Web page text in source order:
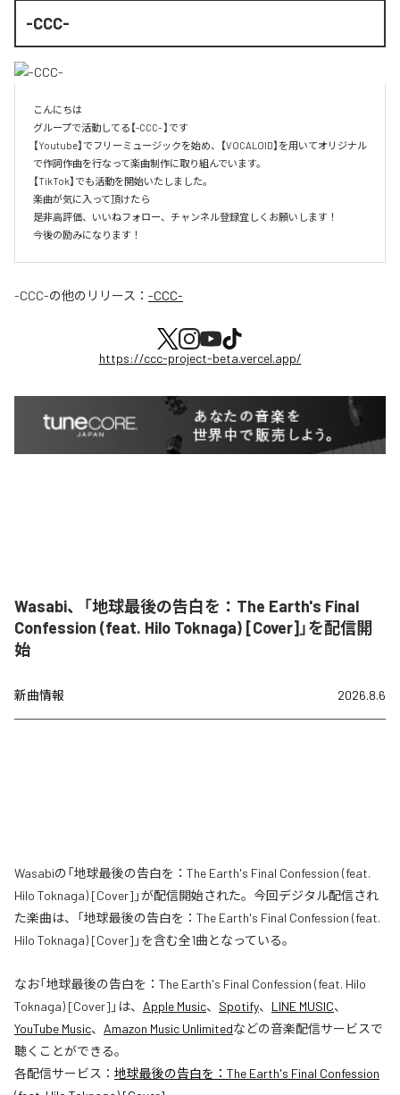
-CCC-
こんにちは
グループで活動してる【-CCC- 】です
【Youtube】でフリーミュージックを始め、【VOCALOID】を用いてオリジナル
で作詞作曲を行なって楽曲制作に取り組んでいます。
【TikTok】でも活動を開始いたしました。
楽曲が気に入って頂けたら
是非高評価、いいねフォロー、チャンネル登録宜しくお願いします！
今後の励みになります！
-CCC-の他のリリース： -CCC-
https://ccc-project-beta.vercel.app/
Wasabi、「地球最後の告白を：The Earth's Final
Confession (feat. Hilo Toknaga) [Cover]」を配信開
始
新曲情報 2026.8.6
Wasabiの「地球最後の告白を：The Earth's Final Confession (feat.
Hilo Toknaga) [Cover]」が配信開始された。今回デジタル配信され
た楽曲は、「地球最後の告白を：The Earth's Final Confession (feat.
Hilo Toknaga) [Cover]」を含む全1曲となっている。
なお「地球最後の告白を：The Earth's Final Confession (feat. Hilo
Toknaga) [Cover] 」は、 Apple Music、 Spotify、 LINE MUSIC、
YouTube Music、 Amazon Music Unlimitedなどの音楽配信サービスで
聴くことができる。
各配信サービス： 地球最後の告白を：The Earth's Final Confession